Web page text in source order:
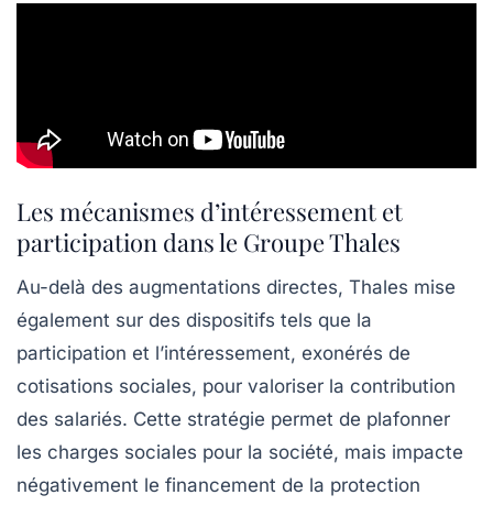
Les mécanismes d’intéressement et
participation dans le Groupe Thales
Au-delà des augmentations directes, Thales mise
également sur des dispositifs tels que la
participation et l’intéressement, exonérés de
cotisations sociales, pour valoriser la contribution
des salariés. Cette stratégie permet de plafonner
les charges sociales pour la société, mais impacte
négativement le financement de la protection